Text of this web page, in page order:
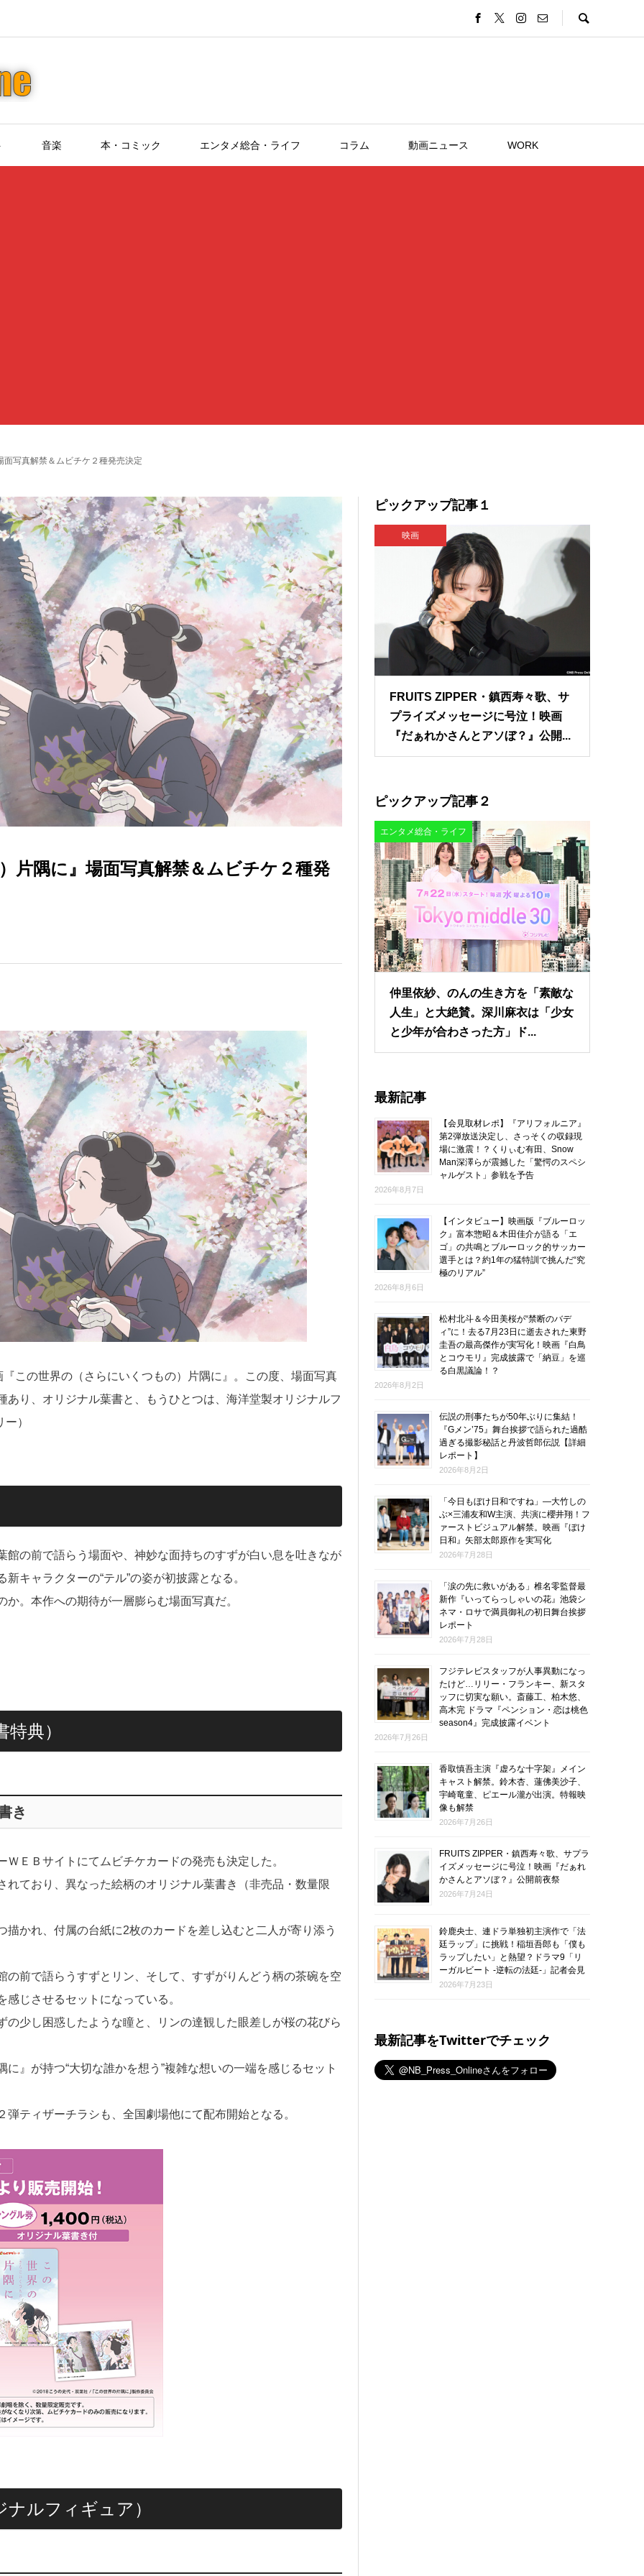
音楽 本・コミック エンタメ総合・ライフ コラム 動画ニュース WORK
面写真解禁＆ムビチケ２種発売決定
片隅に』場面写真解禁＆ムビチケ２種発
この世界の（さらにいくつもの）片隅に』。この度、場面写真
り、オリジナル葉書と、もうひとつは、海洋堂製オリジナルフ
）
の前で語らう場面や、神妙な面持ちのすずが白い息を吐きなが
キャラクターの“テル”の姿が初披露となる。
。本作への期待が一層膨らむ場面写真だ。
典）
き
ＥＢサイトにてムビチケカードの発売も決定した。
れており、異なった絵柄のオリジナル葉書き（非売品・数量限
かれ、付属の台紙に2枚のカードを差し込むと二人が寄り添う
前で語らうすずとリン、そして、すずがりんどう柄の茶碗を空
じさせるセットになっている。
少し困惑したような瞳と、リンの達観した眼差しが桜の花びら
』が持つ“大切な誰かを想う”複雑な想いの一端を感じるセット
ティザーチラシも、全国劇場他にて配布開始となる。
ルフィギュア）
ピックアップ記事１
映画
FRUITS ZIPPER・鎮西寿々歌、サ
プライズメッセージに号泣！映画
『だぁれかさんとアソぼ？』公開...
ピックアップ記事２
エンタメ総合・ライフ
仲里依紗、のんの生き方を「素敵な
人生」と大絶賛。深川麻衣は「少女
と少年が合わさった方」ド...
最新記事
【会見取材レポ】『アリフォルニア』
第2弾放送決定し、さっそくの収録現
場に激震！？くりぃむ有田、Snow
Man深澤らが震撼した「驚愕のスペシ
ャルゲスト」参戦を予告
2026年8月7日
【インタビュー】映画版『ブルーロッ
ク』富本惣昭＆木田佳介が語る「エ
ゴ」の共鳴とブルーロック的サッカー
選手とは？約1年の猛特訓で挑んだ“究
極のリアル”
2026年8月6日
松村北斗＆今田美桜が“禁断のバデ
ィ”に！去る7月23日に逝去された東野
圭吾の最高傑作が実写化！映画『白鳥
とコウモリ』完成披露で「納豆」を巡
る白黒議論！？
2026年8月2日
伝説の刑事たちが50年ぶりに集結！
『Gメン’75』舞台挨拶で語られた過酷
過ぎる撮影秘話と丹波哲郎伝説【詳細
レポート】
2026年8月2日
「今日もぼけ日和ですね」―大竹しの
ぶ×三浦友和W主演、共演に櫻井翔！フ
ァーストビジュアル解禁。映画『ぼけ
日和』矢部太郎原作を実写化
2026年7月28日
「涙の先に救いがある」椎名零監督最
新作『いってらっしゃいの花』池袋シ
ネマ・ロサで満員御礼の初日舞台挨拶
レポート
2026年7月28日
フジテレビスタッフが人事異動になっ
たけど…リリー・フランキー、新スタ
ッフに切実な願い。斎藤工、柏木悠、
高木完 ドラマ『ペンション・恋は桃色
season4』完成披露イベント
2026年7月26日
香取慎吾主演『虚ろな十字架』メイン
キャスト解禁。鈴木杏、蓮佛美沙子、
宇崎竜童、ピエール瀧が出演。特報映
像も解禁
2026年7月26日
FRUITS ZIPPER・鎮西寿々歌、サプラ
イズメッセージに号泣！映画『だぁれ
かさんとアソぼ？』公開前夜祭
2026年7月24日
鈴鹿央士、連ドラ単独初主演作で「法
廷ラップ」に挑戦！稲垣吾郎も「僕も
ラップしたい」と熱望？ドラマ9「リ
ーガルビート -逆転の法廷-」記者会見
2026年7月23日
最新記事をTwitterでチェック